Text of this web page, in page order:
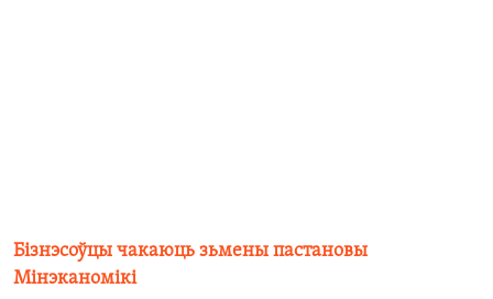
Бізнэсоўцы чакаюць зьмены пастановы
Мінэканомікі